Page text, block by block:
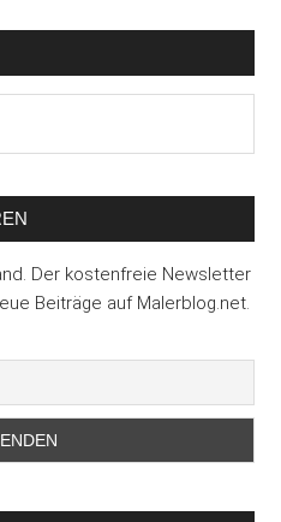
Der kostenfreie Newsletter
Beiträge auf Malerblog.net.